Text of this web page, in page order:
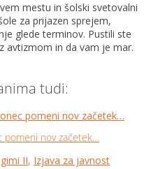
mestu in šolski svetovalni
za prijazen sprejem,
glede terminov. Pustili ste
avtizmom in da vam je mar.
tudi:
pomeni nov začetek…
II, Izjava za javnost